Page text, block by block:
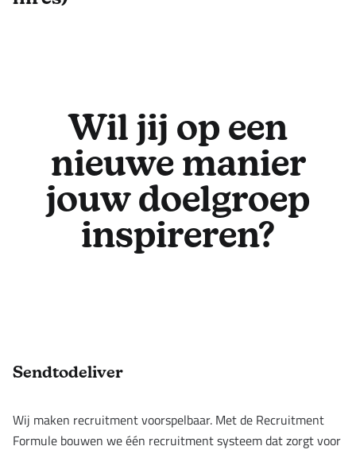
Wil jij op een
nieuwe manier
jouw doelgroep
inspireren?
Footer
Sendtodeliver
Wij maken recruitment voorspelbaar. Met de Recruitment
Formule bouwen we één recruitment systeem dat zorgt voor